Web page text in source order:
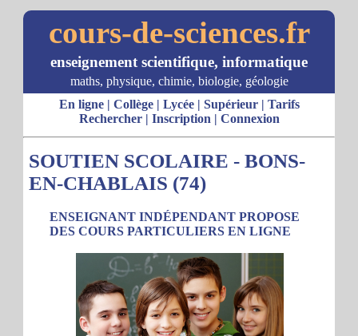
cours-de-sciences.fr
enseignement scientifique, informatique
maths, physique, chimie, biologie, géologie
En ligne| Collège| Lycée| Supérieur| Tarifs
Rechercher| Inscription | Connexion
SOUTIEN SCOLAIRE - BONS-
EN-CHABLAIS (74)
ENSEIGNANT INDÉPENDANT PROPOSE
DES COURS PARTICULIERS EN LIGNE